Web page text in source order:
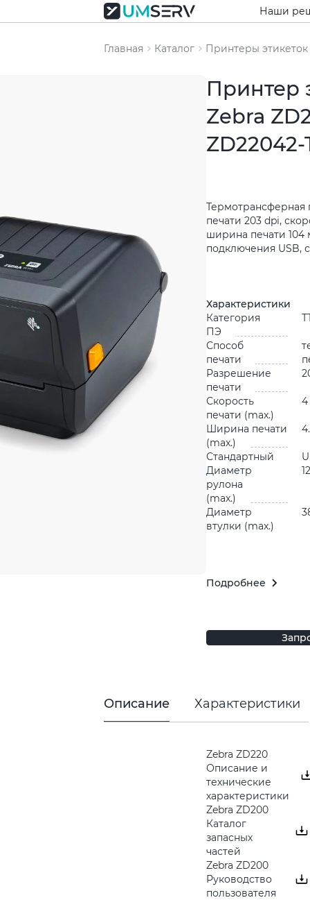
Наши
Главная Каталог Принтеры этикеток
Принтер
Zebra
ZD22042-
Термотрансферная
печати 203 dpi,
ширина печати
подключения USB,
Характеристики
Категория
ПЭ
Способ
печати
Разрешение
печати
Скорость
печати (max.)
4
Ширина печати
(max.)
Стандартный
Диаметр
рулона
(max.)
Диаметр
втулки (max.)
Подробнее
Описание Характеристики
Zebra ZD220
Описание и
технические
характеристики
Zebra ZD200
Каталог
запасных
частей
Zebra ZD200
Руководство
пользователя